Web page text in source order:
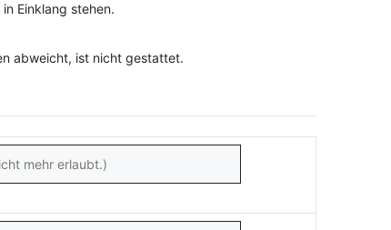
Einklang stehen.
abweicht, ist nicht gestattet.